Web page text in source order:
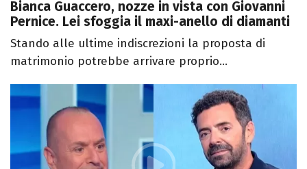
Bianca Guaccero, nozze in vista con Giovanni
Pernice. Lei sfoggia il maxi-anello di diamanti
Stando alle ultime indiscrezioni la proposta di
matrimonio potrebbe arrivare proprio...